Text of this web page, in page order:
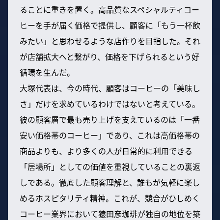
ることに重きを置く。高品質なスペシャルティコー
ヒーを手が届く価格で提供し、顧客に「もう一杯飲
みたい」と思わせるような店作りを目指した。それ
が店舗拡大へと繋がり、価格を下げられるという好
循環を生んだ。
大塚代表は、今の時代、顧客はコーヒーの「美味し
さ」だけを求めているわけではないと考えている。
彼の顧客層で最も売り上げを支えているのは「一番
安い価格帯のコーヒー」であり、これは高価格帯の
商品よりも、より多くの人が日常的に利用できる
「居場所」としての価値を重視していることの裏返
しである。徹底した顧客理解と、誰もが気軽に楽し
めるホスピタリティ精神。これが、競合がひしめく
コーヒー業界において猿田彦珈琲が独自の地位を築